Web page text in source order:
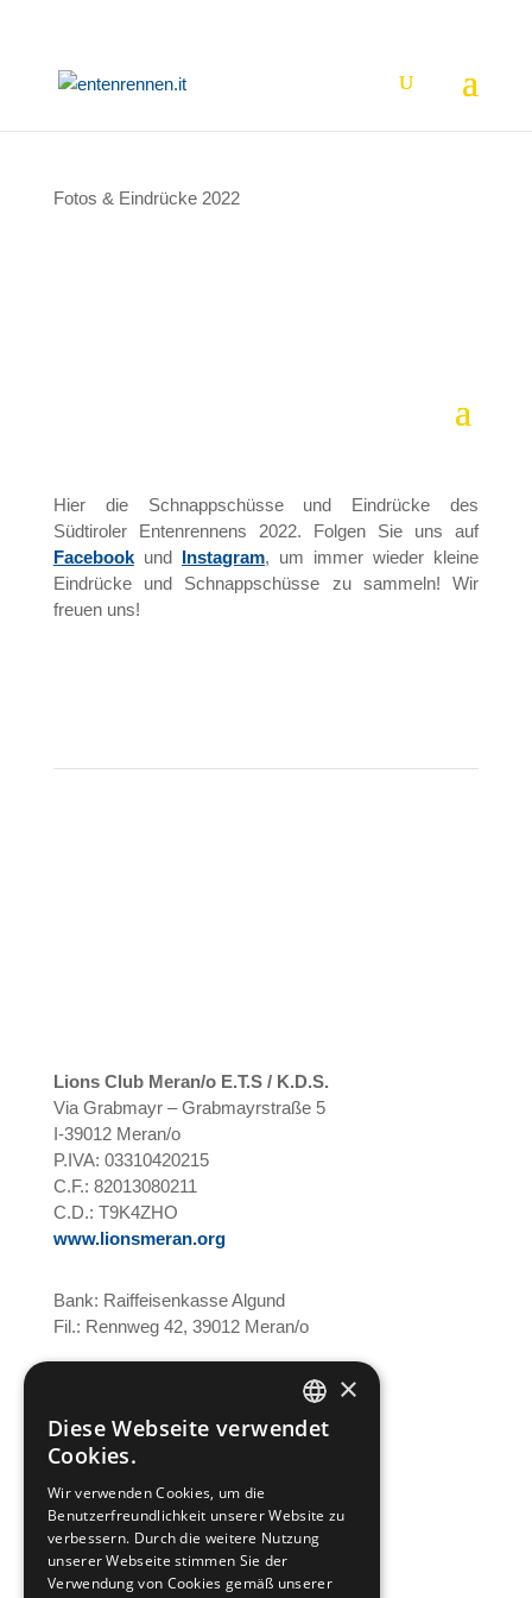
Fotos & Eindrücke 2022
Hier die Schnappschüsse und Eindrücke des
Südtiroler Entenrennens 2022. Folgen Sie uns auf
Facebook und Instagram, um immer wieder kleine
Eindrücke und Schnappschüsse zu sammeln! Wir
freuen uns!
Lions Club Meran/o E.T.S / K.D.S.
Via Grabmayr – Grabmayrstraße 5
I-39012 Meran/o
P.IVA: 03310420215
C.F.: 82013080211
C.D.: T9K4ZHO
www.lionsmeran.org
Bank: Raiffeisenkasse Algund
Fil.: Rennweg 42, 39012 Meran/o
office@entenrennen.it
GERMAN
×
Diese Webseite verwendet
Cookies.
Wir verwenden Cookies, um die
Benutzerfreundlichkeit unserer Website zu
verbessern. Durch die weitere Nutzung
unserer Webseite stimmen Sie der
Verwendung von Cookies gemäß unserer